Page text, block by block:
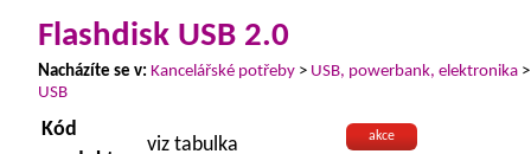
Flashdisk USB 2.0
Nacházíte se v: Kancelářské potřeby > USB, powerbank, elektronika
USB
akce
Kód
viz tabulka